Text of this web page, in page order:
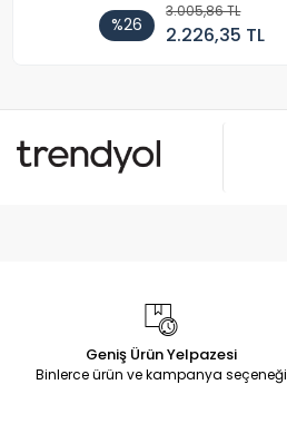
%26
3.005,86 TL
2.226,35 TL
Geniş Ürün Yelpazesi
Binlerce ürün ve kampanya seçeneği